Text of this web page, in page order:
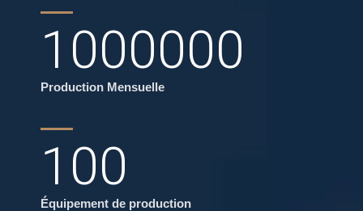
1000000
Production Mensuelle
100
Équipement de production